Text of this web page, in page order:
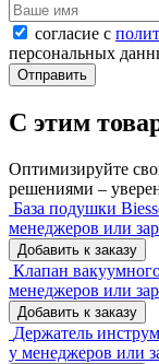
согласие с
персональных
Отправить
С этим
Оптимизируйте
решениями –
База подушки
менеджеров или
Добавить к заказу
Клапан
менеджеров или
Добавить к заказу
Держатель
у менеджеров или